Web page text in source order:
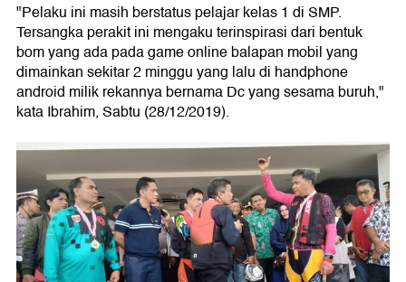
"Pelaku ini masih berstatus pelajar kelas 1 di SMP.
Tersangka perakit ini mengaku terinspirasi dari bentuk
bom yang ada pada game online balapan mobil yang
dimainkan sekitar 2 minggu yang lalu di handphone
android milik rekannya bernama Dc yang sesama buruh,"
kata Ibrahim, Sabtu (28/12/2019).